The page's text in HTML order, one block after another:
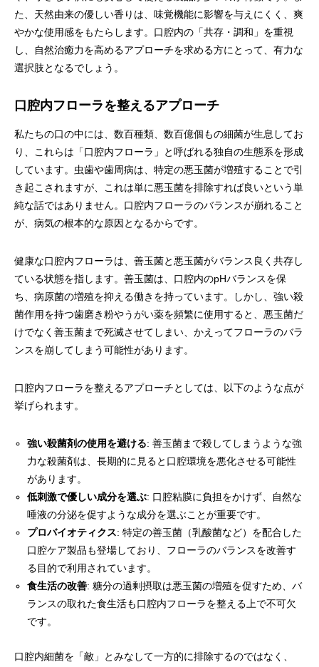
た、天然由来の優しい香りは、味覚機能に影響を与えにくく、爽
やかな使用感をもたらします。口腔内の「共存・調和」を重視
し、自然治癒力を高めるアプローチを求める方にとって、有力な
選択肢となるでしょう。
口腔内フローラを整えるアプローチ
私たちの口の中には、数百種類、数百億個もの細菌が生息してお
り、これらは「口腔内フローラ」と呼ばれる独自の生態系を形成
しています。虫歯や歯周病は、特定の悪玉菌が増殖することで引
き起こされますが、これは単に悪玉菌を排除すれば良いという単
純な話ではありません。口腔内フローラのバランスが崩れること
が、病気の根本的な原因となるからです。
健康な口腔内フローラは、善玉菌と悪玉菌がバランス良く共存し
ている状態を指します。善玉菌は、口腔内のpHバランスを保
ち、病原菌の増殖を抑える働きを持っています。しかし、強い殺
菌作用を持つ歯磨き粉やうがい薬を頻繁に使用すると、悪玉菌だ
けでなく善玉菌まで死滅させてしまい、かえってフローラのバラ
ンスを崩してしまう可能性があります。
口腔内フローラを整えるアプローチとしては、以下のような点が
挙げられます。
強い殺菌剤の使用を避ける: 善玉菌まで殺してしまうような強
力な殺菌剤は、長期的に見ると口腔環境を悪化させる可能性
があります。
低刺激で優しい成分を選ぶ: 口腔粘膜に負担をかけず、自然な
唾液の分泌を促すような成分を選ぶことが重要です。
プロバイオティクス: 特定の善玉菌（乳酸菌など）を配合した
口腔ケア製品も登場しており、フローラのバランスを改善す
る目的で利用されています。
食生活の改善: 糖分の過剰摂取は悪玉菌の増殖を促すため、バ
ランスの取れた食生活も口腔内フローラを整える上で不可欠
です。
口腔内細菌を「敵」とみなして一方的に排除するのではなく、